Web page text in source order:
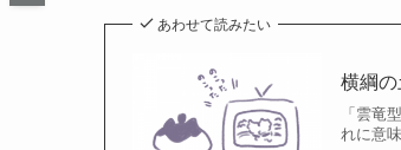
あわせて読みたい
横綱
「雲竜
れに意